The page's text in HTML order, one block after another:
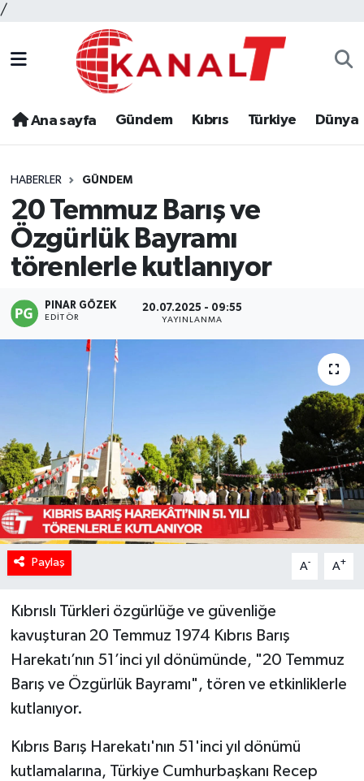
/
Ana sayfa Gündem Kıbrıs Türkiye Dünya
HABERLER GÜNDEM
20 Temmuz Barış ve
Özgürlük Bayramı
törenlerle kutlanıyor
PINAR GÖZEK
EDITÖR
20.07.2025 - 09:55
YAYINLANMA
Paylaş A- A+
Kıbrıslı Türkleri özgürlüğe ve güvenliğe
kavuşturan 20 Temmuz 1974 Kıbrıs Barış
Harekatı’nın 51’inci yıl dönümünde, "20 Temmuz
Barış ve Özgürlük Bayramı", tören ve etkinliklerle
kutlanıyor.
Kıbrıs Barış Harekatı'nın 51'inci yıl dönümü
kutlamalarına, Türkiye Cumhurbaşkanı Recep